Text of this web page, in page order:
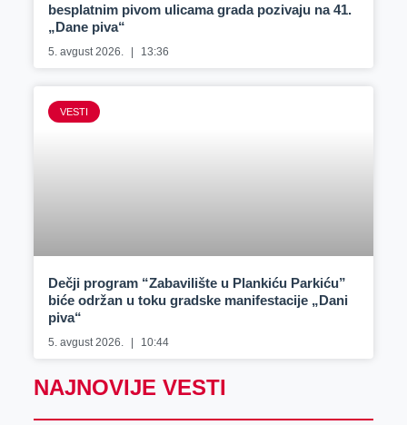
besplatnim pivom ulicama grada pozivaju na 41.
„Dane piva“
5. avgust 2026. 13:36
VESTI
Dečji program “Zabavilište u Plankiću Parkiću”
biće održan u toku gradske manifestacije „Dani
piva“
5. avgust 2026. 10:44
NAJNOVIJE VESTI